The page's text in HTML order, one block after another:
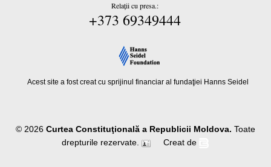
Relații cu presa.:
+373 69349444
Acest site a fost creat cu sprijinul financiar al fundaţiei Hanns Seidel
© 2026 Curtea Constituţională a Republicii Moldova. Toate
drepturile rezervate.
Creat de